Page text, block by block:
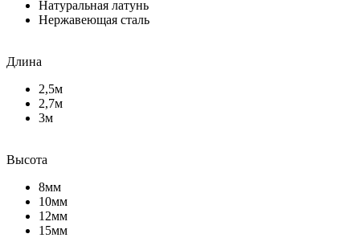
Натуральная латунь
Нержавеющая сталь
Длина
2,5м
2,7м
3м
Высота
8мм
10мм
12мм
15мм